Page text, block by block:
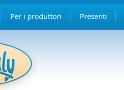
Per i produttori Presenti